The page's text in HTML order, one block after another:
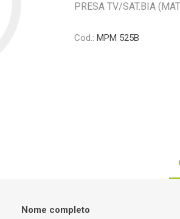
PRESA TV/SAT.BIA
Cod.: MPM 525B
Nome completo